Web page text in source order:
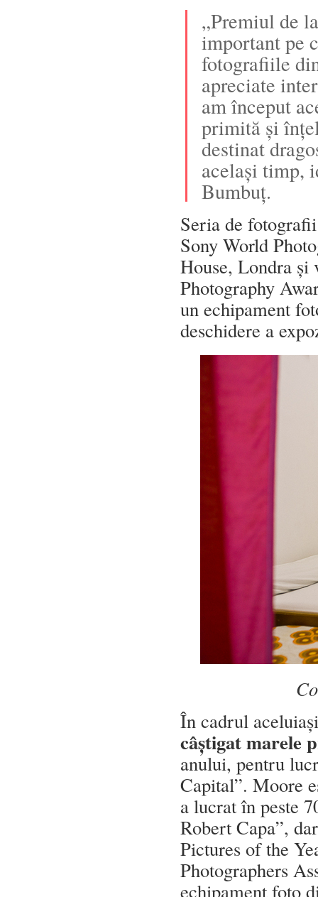
„Premiul de
important pe
fotografiile
apreciate
am început
primită și
destinat
același timp,
Bumbuț.
Seria de
Sony World
House, Londra și
Photography
un echipament
deschidere a
În cadrul
câștigat marele
anului, pentru
Capital”. Moore
a lucrat în peste
Robert Capa”,
Pictures of the
Photographers
echipament foto